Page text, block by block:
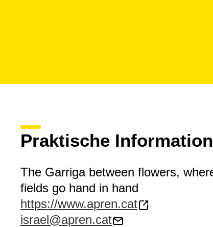
Praktische Information
The Garriga between flowers,
fields go hand in hand
https://www.apren.cat
israel@apren.cat